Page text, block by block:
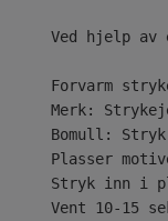
Ved hjelp
Forvarm
Merk:
Bomull:
Plasser
Stryk inn i
Vent 10-15